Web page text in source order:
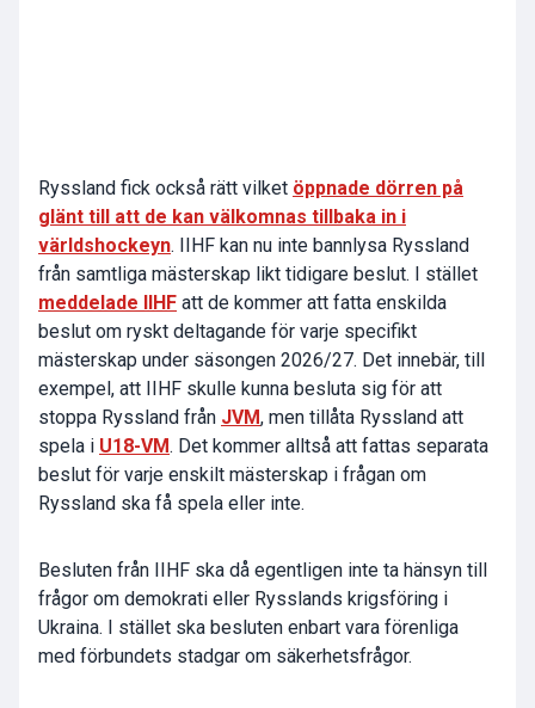
Ryssland fick också rätt vilket öppnade dörren på
glänt till att de kan välkomnas tillbaka in i
världshockeyn. IIHF kan nu inte bannlysa Ryssland
från samtliga mästerskap likt tidigare beslut. I stället
meddelade IIHF att de kommer att fatta enskilda
beslut om ryskt deltagande för varje specifikt
mästerskap under säsongen 2026/27. Det innebär, till
exempel, att IIHF skulle kunna besluta sig för att
stoppa Ryssland från JVM, men tillåta Ryssland att
spela i U18-VM. Det kommer alltså att fattas separata
beslut för varje enskilt mästerskap i frågan om
Ryssland ska få spela eller inte.
Besluten från IIHF ska då egentligen inte ta hänsyn till
frågor om demokrati eller Rysslands krigsföring i
Ukraina. I stället ska besluten enbart vara förenliga
med förbundets stadgar om säkerhetsfrågor.